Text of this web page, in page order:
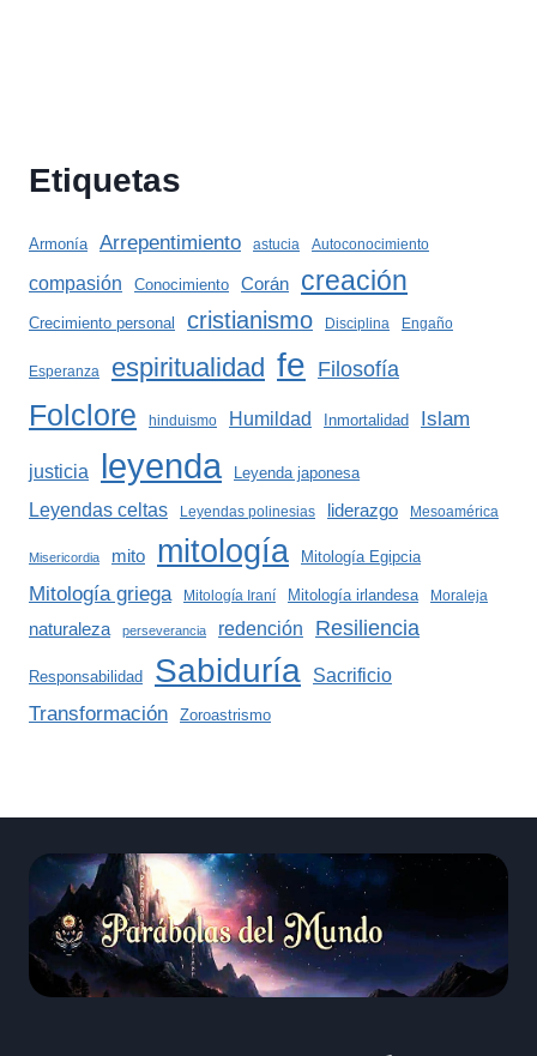
Etiquetas
Armonía Arrepentimiento astucia Autoconocimiento
compasión Conocimiento Corán creación
Crecimiento personal cristianismo Disciplina Engaño
Esperanza espiritualidad fe Filosofía
Folclore hinduismo Humildad Inmortalidad Islam
justicia leyenda Leyenda japonesa
Leyendas celtas Leyendas polinesias liderazgo Mesoamérica
Misericordia mito mitología Mitología Egipcia
Mitología griega Mitología Iraní Mitología irlandesa Moraleja
naturaleza perseverancia redención Resiliencia
Responsabilidad Sabiduría Sacrificio
Transformación Zoroastrismo